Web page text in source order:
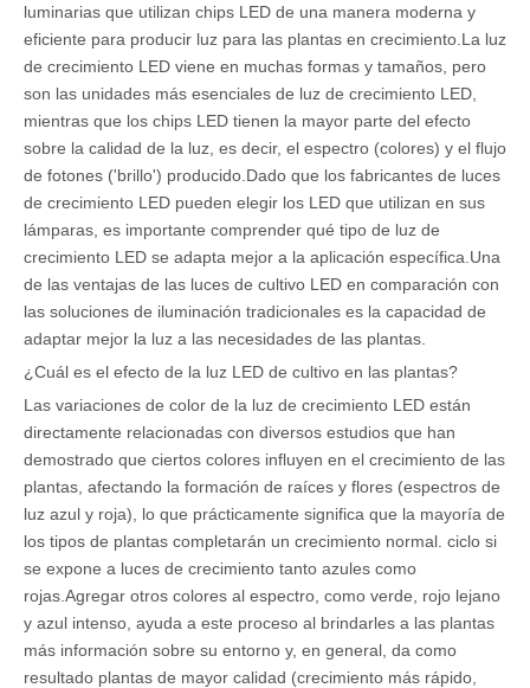
luminarias que utilizan chips LED de una manera moderna y
eficiente para producir luz para las plantas en crecimiento.La luz
de crecimiento LED viene en muchas formas y tamaños, pero
son las unidades más esenciales de luz de crecimiento LED,
mientras que los chips LED tienen la mayor parte del efecto
sobre la calidad de la luz, es decir, el espectro (colores) y el flujo
de fotones ('brillo') producido.Dado que los fabricantes de luces
de crecimiento LED pueden elegir los LED que utilizan en sus
lámparas, es importante comprender qué tipo de luz de
crecimiento LED se adapta mejor a la aplicación específica.Una
de las ventajas de las luces de cultivo LED en comparación con
las soluciones de iluminación tradicionales es la capacidad de
adaptar mejor la luz a las necesidades de las plantas.
¿Cuál es el efecto de la luz LED de cultivo en las plantas?
Las variaciones de color de la luz de crecimiento LED están
directamente relacionadas con diversos estudios que han
demostrado que ciertos colores influyen en el crecimiento de las
plantas, afectando la formación de raíces y flores (espectros de
luz azul y roja), lo que prácticamente significa que la mayoría de
los tipos de plantas completarán un crecimiento normal. ciclo si
se expone a luces de crecimiento tanto azules como
rojas.Agregar otros colores al espectro, como verde, rojo lejano
y azul intenso, ayuda a este proceso al brindarles a las plantas
más información sobre su entorno y, en general, da como
resultado plantas de mayor calidad (crecimiento más rápido,